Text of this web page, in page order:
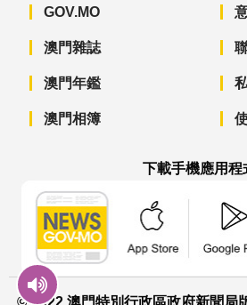
GOV.MO
澳門雜誌
澳門年鑑
澳門相簿
下載手機應用程